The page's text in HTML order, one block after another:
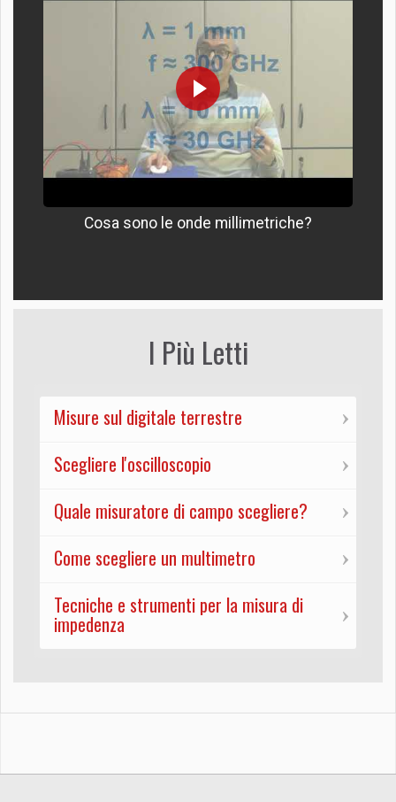
Cosa sono le onde millimetriche?
I Più Letti
Misure sul digitale terrestre
Scegliere l'oscilloscopio
Quale misuratore di campo scegliere?
Come scegliere un multimetro
Tecniche e strumenti per la misura di
impedenza